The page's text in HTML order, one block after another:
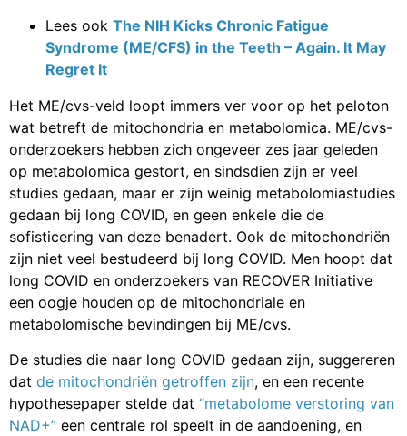
Lees ook The NIH Kicks Chronic Fatigue
Syndrome (ME/CFS) in the Teeth – Again. It May
Regret It
Het ME/cvs-veld loopt immers ver voor op het peloton
wat betreft de mitochondria en metabolomica. ME/cvs-
onderzoekers hebben zich ongeveer zes jaar geleden
op metabolomica gestort, en sindsdien zijn er veel
studies gedaan, maar er zijn weinig metabolomiastudies
gedaan bij long COVID, en geen enkele die de
sofisticering van deze benadert. Ook de mitochondriën
zijn niet veel bestudeerd bij long COVID. Men hoopt dat
long COVID en onderzoekers van RECOVER Initiative
een oogje houden op de mitochondriale en
metabolomische bevindingen bij ME/cvs.
De studies die naar long COVID gedaan zijn, suggereren
dat de mitochondriën getroffen zijn, en een recente
hypothesepaper stelde dat “metabolome verstoring van
NAD+” een centrale rol speelt in de aandoening, en